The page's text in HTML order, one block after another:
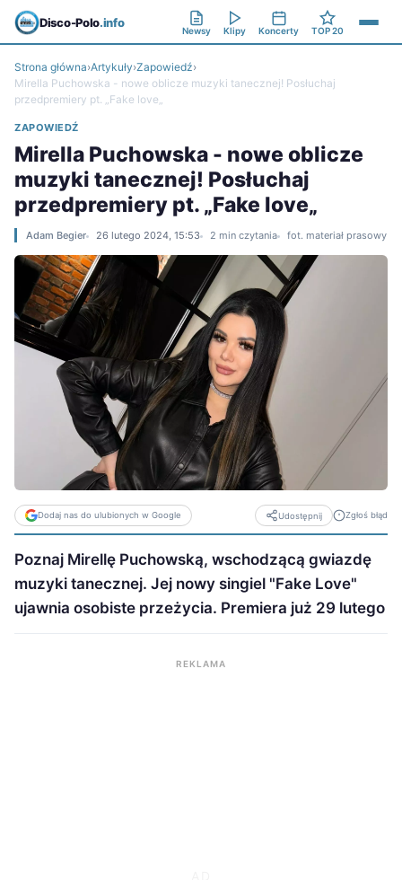
Disco-Polo.info
Newsy Klipy Koncerty TOP 20
Strona główna›Artykuły›Zapowiedź›
Mirella Puchowska - nowe oblicze muzyki tanecznej! Posłuchaj
przedpremiery pt. „Fake love„
ZAPOWIEDŹ
Mirella Puchowska - nowe oblicze
muzyki tanecznej! Posłuchaj
przedpremiery pt. „Fake love„
Adam Begier 26 lutego 2024, 15:53 2 min czytania fot. materiał prasowy
Dodaj nas do ulubionych w Google Udostępnij Zgłoś błąd
Poznaj Mirellę Puchowską, wschodzącą gwiazdę
muzyki tanecznej. Jej nowy singiel "Fake Love"
ujawnia osobiste przeżycia. Premiera już 29 lutego
REKLAMA